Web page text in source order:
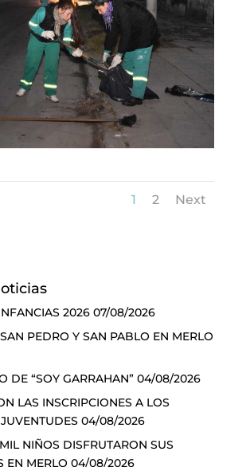
1 2 Next
2026 07/08/2026
PEDRO Y SAN PABLO EN MERLO
DE “SOY GARRAHAN” 04/08/2026
LAS INSCRIPCIONES A LOS
04/08/2026
NIÑOS DISFRUTARON SUS
EN MERLO 04/08/2026